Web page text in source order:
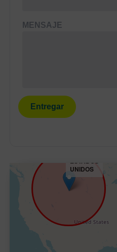
MENSAJE
Entregar
ESTADOS
UNIDOS